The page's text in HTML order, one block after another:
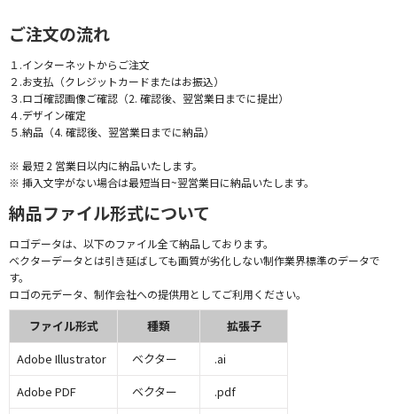
ご注文の流れ
１.インターネットからご注文
２.お支払（クレジットカードまたはお振込）
３.ロゴ確認画像ご確認（2. 確認後、翌営業日までに提出）
４.デザイン確定
５.納品（4. 確認後、翌営業日までに納品）
※ 最短 2 営業日以内に納品いたします。
※ 挿入文字がない場合は最短当日~翌営業日に納品いたします。
納品ファイル形式について
ロゴデータは、以下のファイル全て納品しております。
ベクターデータとは引き延ばしても画質が劣化しない制作業界標準のデータで
す。
ロゴの元データ、制作会社への提供用としてご利用ください。
ファイル形式 種類
拡張子
Adobe Illustrator
ベクター
.ai
Adobe PDF
ベクター
.pdf